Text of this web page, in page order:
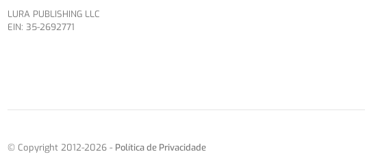
LURA PUBLISHING LLC
EIN: 35-2692771
© Copyright 2012-2026 - Política de Privacidade